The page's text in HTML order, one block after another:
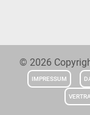
© 2026
IMPRESSUM